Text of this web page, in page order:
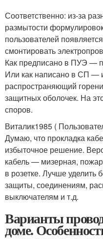
Соответственно: из-за
размытости
пользователей
смонтировать
Как предписано в ПУЭ —
Или как написано в СП —
распространяющий
защитных оболочек. На
споров.
Виталик1985 (
Думаю, что прокладка
избыточное решение.
кабель — мизерная,
в розетке. Лучше
защиты, соединениям,
выключателям и т.д.
Варианты
доме.